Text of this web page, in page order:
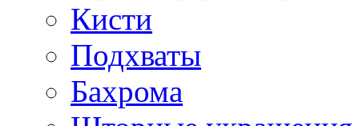
Кисти
Подхваты
Бахрома